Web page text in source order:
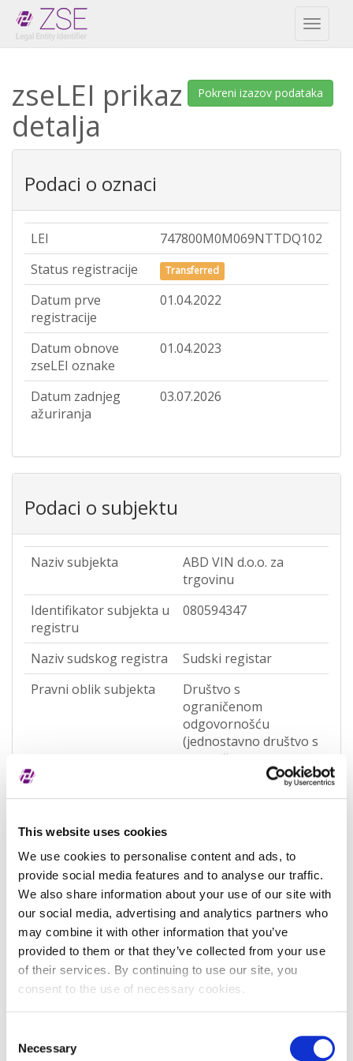
This website uses cookies
We use cookies to personalise content and ads, to
provide social media features and to analyse our traffic.
We also share information about your use of our site with
our social media, advertising and analytics partners who
may combine it with other information that you’ve
provided to them or that they’ve collected from your use
of their services. By continuing to use our site, you
consent to the use of necessary cookies.
Selection
Necessary
Toggle
Pokreni izazov podataka
zseLEI prikaz
detalja
Podaci o oznaci
LEI
747800M0M069NTTDQ102
Status registracije
Transferred
Datum prve
registracije
01.04.2022
Datum obnove
zseLEI oznake
01.04.2023
Datum zadnjeg
ažuriranja
03.07.2026
Podaci o subjektu
Naziv subjekta
ABD VIN d.o.o. za
trgovinu
Identifikator subjekta u
registru
080594347
Naziv sudskog registra
Sudski registar
Pravni oblik subjekta
Društvo s
ograničenom
odgovornošću
(jednostavno društvo s
ograničenom
odgovornošću)
Pravna nadležnost
Status subjekta
Active
Vrsta subjekta
Vezani subjekt
-
LEI vezanog subjekta
-
Potvrđeno kod
Sudski registar
(RA000156)